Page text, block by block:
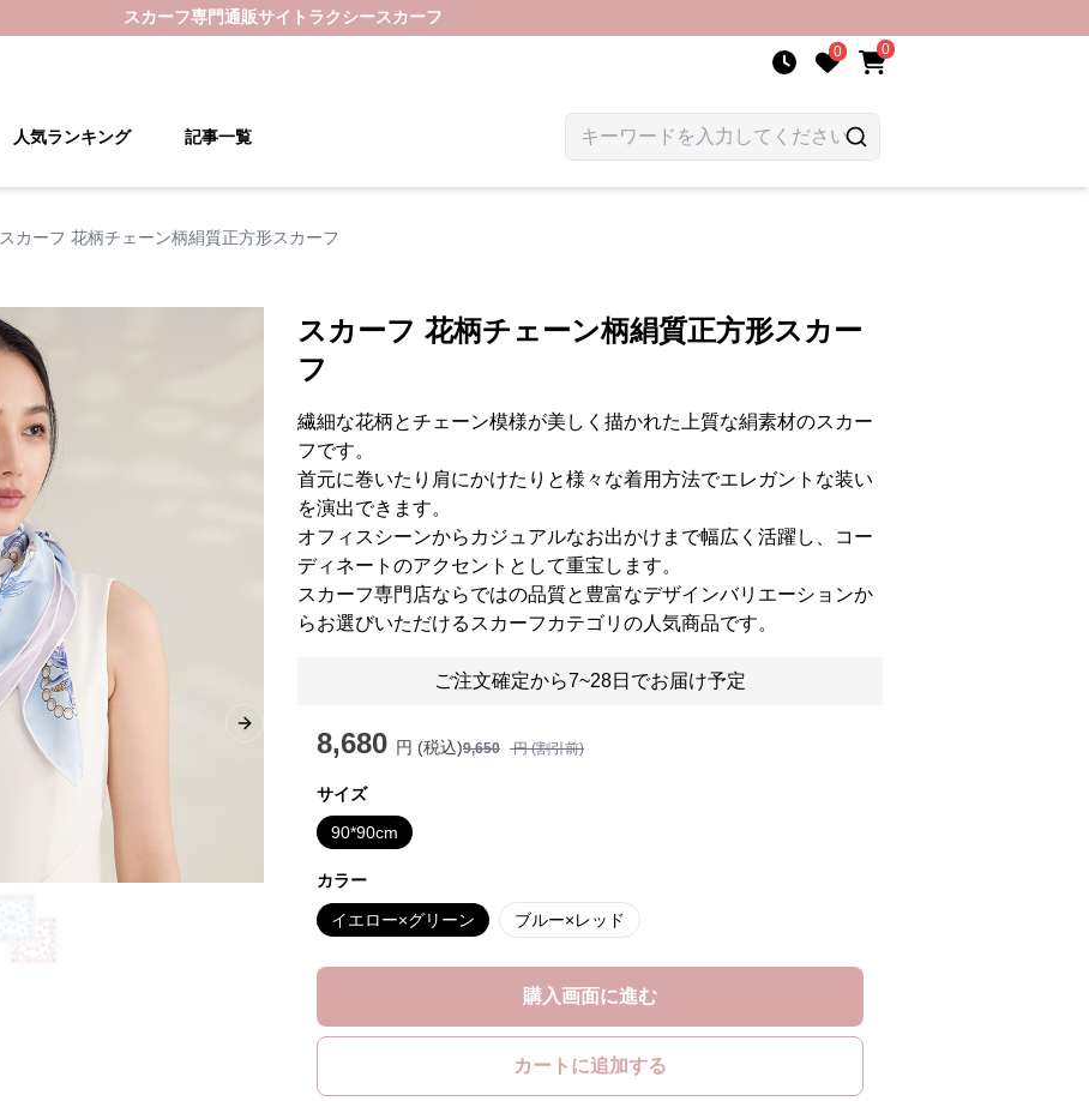
スカーフ専門通販サイト ラクシースカーフ
0 0
人気ランキング 記事一覧
スカーフ 花柄チェーン柄絹質正方形スカーフ
Next slide
スカーフ 花柄チェーン柄絹質正方形スカー
フ
繊細な花柄とチェーン模様が美しく描かれた上質な絹素材のスカー
フです。
首元に巻いたり肩にかけたりと様々な着用方法でエレガントな装い
を演出できます。
オフィスシーンからカジュアルなお出かけまで幅広く活躍し、コー
ディネートのアクセントとして重宝します。
スカーフ専門店ならではの品質と豊富なデザインバリエーションか
らお選びいただけるスカーフカテゴリの人気商品です。
ご注文確定から7~28日でお届け予定
8,680 円 (税込)9,650 円 (割引前)
サイズ
90*90cm
カラー
イエロー×グリーン ブルー×レッド
購入画面に進む
カートに追加する